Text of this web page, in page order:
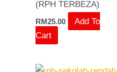
(RPH TERBEZA)
RM25.00
Add To
Cart